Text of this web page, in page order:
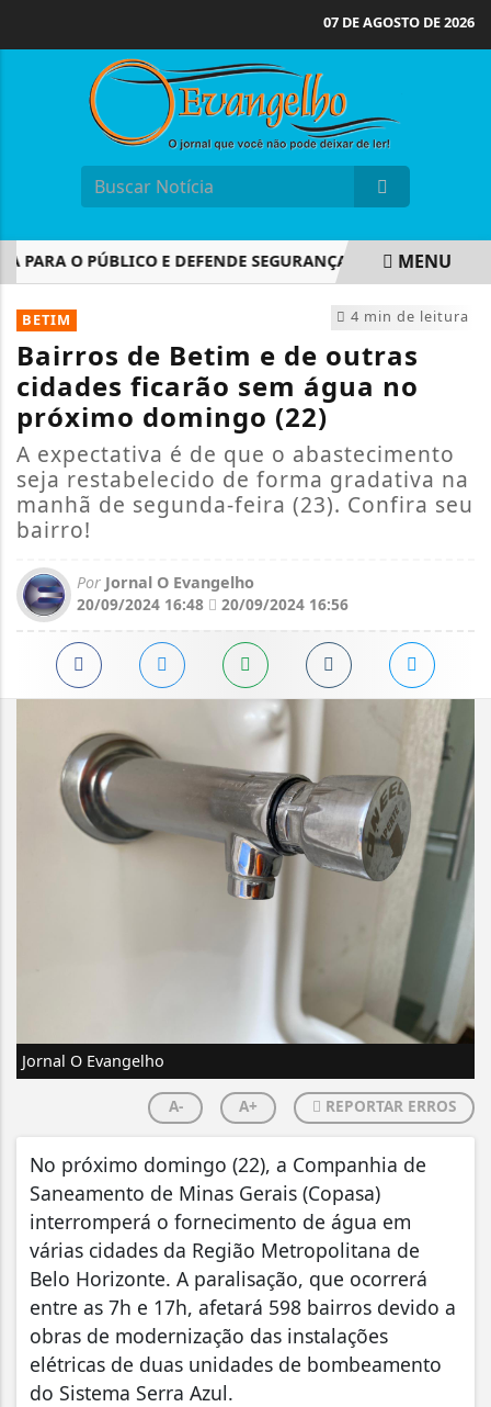
07 DE AGOSTO DE 2026
O PÚBLICO E DEFENDE SEGURANÇA DO VOTO
EM ALTA
MENU
4 min de leitura
BETIM
Bairros de Betim e de outras
cidades ficarão sem água no
próximo domingo (22)
A expectativa é de que o abastecimento
seja restabelecido de forma gradativa na
manhã de segunda-feira (23). Confira seu
bairro!
Por Jornal O Evangelho
20/09/2024 16:48
20/09/2024 16:56
Jornal O Evangelho
A- A+ REPORTAR ERROS
No próximo domingo (22), a Companhia de
Saneamento de Minas Gerais (Copasa)
interromperá o fornecimento de água em
várias cidades da Região Metropolitana de
Belo Horizonte. A paralisação, que ocorrerá
entre as 7h e 17h, afetará 598 bairros devido a
obras de modernização das instalações
elétricas de duas unidades de bombeamento
do Sistema Serra Azul.